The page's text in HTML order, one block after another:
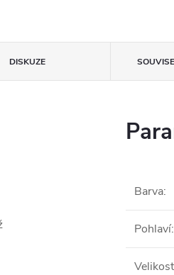
DISKUZE
Barva:
Pohlaví:
Velikost